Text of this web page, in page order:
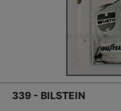
339 - BILSTEIN